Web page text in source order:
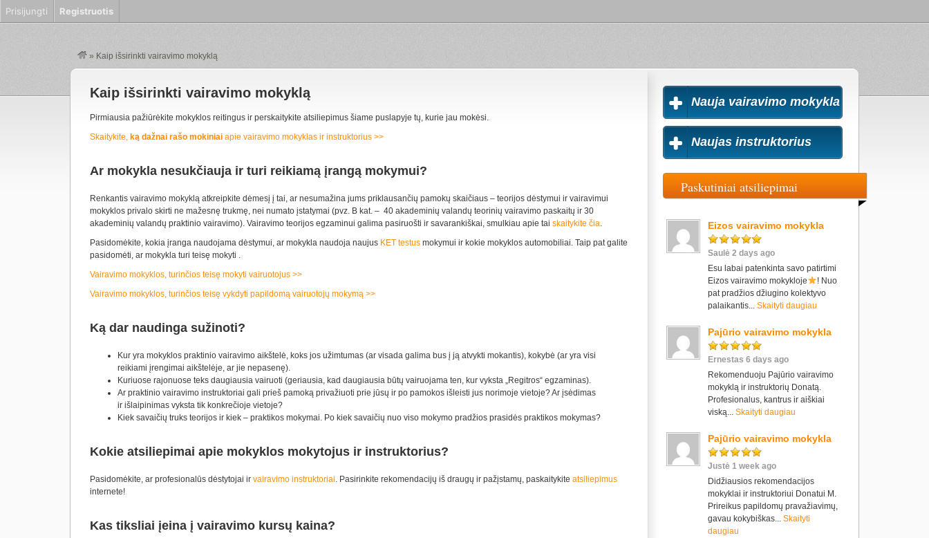
» Kaip išsirinkti vairavimo mokyklą
Kaip išsirinkti vairavimo mokyklą
Pirmiausia pažiūrėkite mokyklos reitingus ir perskaitykite atsiliepimus šiame puslapyje tų, kurie jau mokėsi.
Skaitykite, ką dažnai rašo mokiniai apie vairavimo mokyklas ir instruktorius >>
Ar mokykla nesukčiauja ir turi reikiamą įrangą mokymui?
Renkantis vairavimo mokyklą atkreipkite dėmesį į tai, ar nesumažina jums priklausančių pamokų skaičiaus – teorijos dėstymui ir vairavimui
mokyklos privalo skirti ne mažesnę trukmę, nei numato įstatymai (pvz. B kat. – 40 akademinių valandų teorinių vairavimo paskaitų ir 30
akademinių valandų praktinio vairavimo). Vairavimo teorijos egzaminui galima pasiruošti ir savarankiškai, smulkiau apie tai skaitykite čia.
Pasidomėkite, kokia įranga naudojama dėstymui, ar mokykla naudoja naujus KET testus mokymui ir kokie mokyklos automobiliai. Taip pat galite
pasidomėti, ar mokykla turi teisę mokyti .
Vairavimo mokyklos, turinčios teisę mokyti vairuotojus >>
Vairavimo mokyklos, turinčios teisę vykdyti papildomą vairuotojų mokymą >>
Ką dar naudinga sužinoti?
Kur yra mokyklos praktinio vairavimo aikštelė, koks jos užimtumas (ar visada galima bus į ją atvykti mokantis), kokybė (ar yra visi
reikiami įrengimai aikštelėje, ar jie nepasenę).
Kuriuose rajonuose teks daugiausia vairuoti (geriausia, kad daugiausia būtų vairuojama ten, kur vyksta „Regitros“ egzaminas).
Ar praktinio vairavimo instruktoriai gali prieš pamoką privažiuoti prie jūsų ir po pamokos išleisti jus norimoje vietoje? Ar įsėdimas
ir išlaipinimas vyksta tik konkrečioje vietoje?
Kiek savaičių truks teorijos ir kiek – praktikos mokymai. Po kiek savaičių nuo viso mokymo pradžios prasidės praktikos mokymas?
Kokie atsiliepimai apie mokyklos mokytojus ir instruktorius?
Pasidomėkite, ar profesionalūs dėstytojai ir vairavimo instruktoriai. Pasirinkite rekomendacijų iš draugų ir pažįstamų, paskaitykite atsiliepimus
internete!
Kas tiksliai įeina į vairavimo kursų kaina?
Nauja vairavimo mokykla
Naujas instruktorius
Paskutiniai atsiliepimai
Eizos vairavimo mokykla
Saulė 2 days ago
Esu labai patenkinta savo patirtimi
Eizos vairavimo mokykloje
! Nuo
pat pradžios džiugino kolektyvo
palaikantis... Skaityti daugiau
Pajūrio vairavimo mokykla
Ernestas 6 days ago
Rekomenduoju Pajūrio vairavimo
mokyklą ir instruktorių Donatą.
Profesionalus, kantrus ir aiškiai
viską... Skaityti daugiau
Pajūrio vairavimo mokykla
Justė 1 week ago
Didžiausios rekomendacijos
mokyklai ir instruktoriui Donatui M.
Prireikus papildomų pravažiavimų,
gavau kokybiškas... Skaityti
daugiau
Prisijungti Registruotis